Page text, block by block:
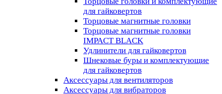
для гайковертов
Торцовые магнитные головки
Торцовые магнитные головки
IMPACT BLACK
Удлинители для гайковертов
Шнековые буры и комплектующие
для гайковертов
Аксессуары для вентиляторов
Аксессуары для вибраторов